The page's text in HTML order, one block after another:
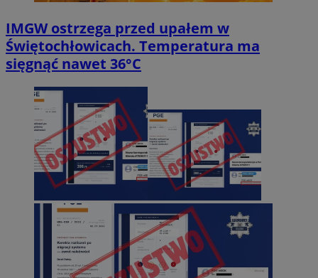
IMGW ostrzega przed upałem w
Świętochłowicach. Temperatura ma
sięgnąć nawet 36°C